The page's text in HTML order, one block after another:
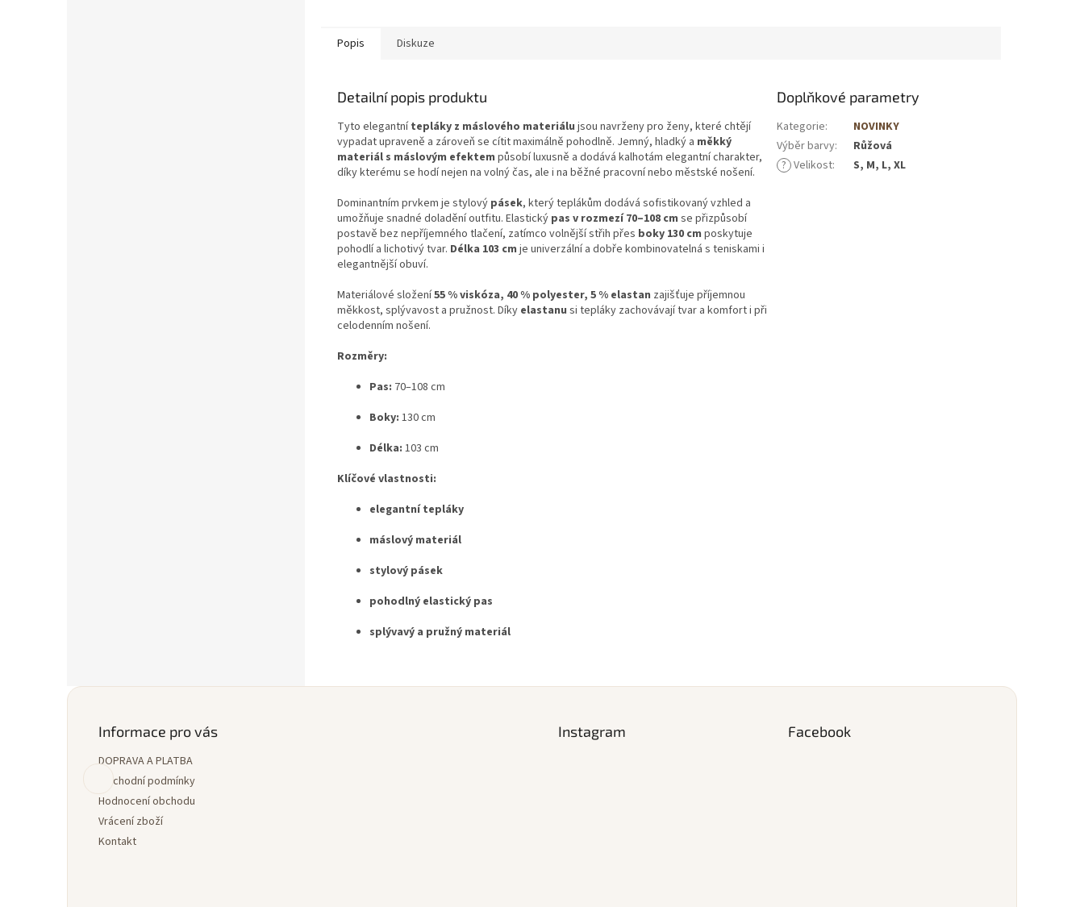
Popis Diskuze
Detailní popis produktu
Tyto elegantnítepláky z máslového materiálu jsou navrženy pro ženy, které chtějí
vypadat upraveně a zároveň se cítit maximálně pohodlně. Jemný, hladký a měkký
materiál s máslovým efektem působí luxusně a dodává kalhotám elegantní charakter,
díky kterému se hodí nejen na volný čas, ale i na běžné pracovní nebo městské nošení.
Dominantním prvkem je stylový pásek, který teplákům dodává sofistikovaný vzhled a
umožňuje snadné doladění outfitu. Elastický pas v rozmezí 70–108 cm se přizpůsobí
postavě bez nepříjemného tlačení, zatímco volnější střih přes boky 130 cm poskytuje
pohodlí a lichotivý tvar. Délka 103 cm je univerzální a dobře kombinovatelná s teniskami i
elegantnější obuví.
Materiálové složení55 % viskóza, 40 % polyester, 5 % elastan zajišťuje příjemnou
měkkost, splývavost a pružnost. Díky elastanu si tepláky zachovávají tvar a komfort i při
celodenním nošení.
Rozměry:
Pas: 70–108 cm
Boky: 130 cm
Délka: 103 cm
Klíčové vlastnosti:
elegantní tepláky
máslový materiál
stylový pásek
pohodlný elastický pas
splývavý a pružný materiál
Doplňkové parametry
Kategorie:
NOVINKY
Výběr barvy:
Růžová
? Velikost: S, M, L, XL
Informace pro vás
DOPRAVA A PLATBA
Obchodní podmínky
Hodnocení obchodu
Vrácení zboží
Kontakt
Instagram Facebook